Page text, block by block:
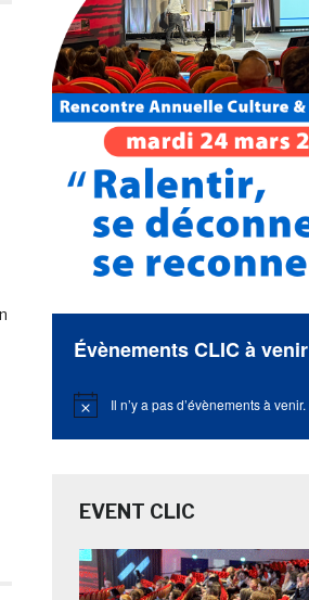
Évènements CLIC à venir
Notice Il n’y a pas d’évènements à venir.
EVENT CLIC